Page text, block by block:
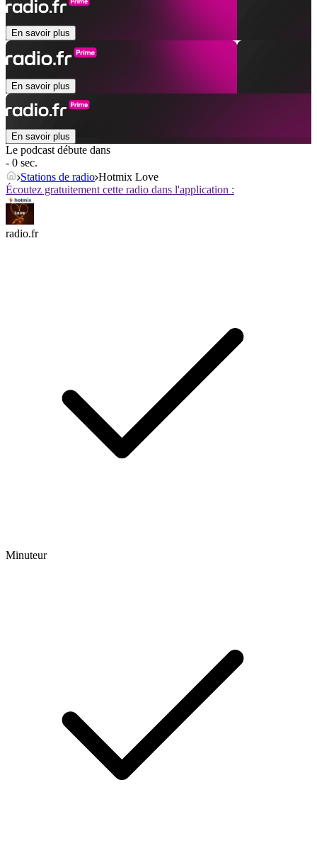
En savoir plus
En savoir plus
En savoir plus
Le podcast débute dans
- 0 sec.
Stations de radio Hotmix Love
Écoutez gratuitement cette radio dans l'application :
radio.fr
Minuteur